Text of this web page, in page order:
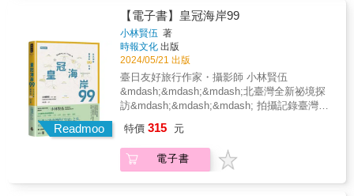
&rarr; 喜歡的店也許會客滿（抱歉了） 外國朋
友來，再也不用當地陪！ &rarr; 相當適合拿來
做國民外交 『 怎 麼 個 挑 剔 法 ？』 & 綜
合設計、選品、氛圍、服務、環境、口碑等面
向 有自信帶著友人去的地方 考慮店家間的多元
性與個別獨特性 & 『 使 用 說 明 』 & 全書架
構： 北台灣／中台灣／南台灣／東台灣與離島
遊方便攜帶 《GOOD EYE台灣挑剔指南》將原
本四小冊合而為一： 可以隨心所欲拿一本就出
發，一本通行全台灣 & 全台灣22個縣市皆分為
兩部分介紹，前半部分門別類挑出500家好店，
裡。 & 『 充 滿 趣 味 與 溫 度 的 台 灣 風 格
旅 遊 書 ！ 』 & 台北是個可愛、對旅人友善的
城市，是認識台灣的最佳起點。 不過台灣各地
也有著自己的個性與姿態，一個都不能被忽
略。 & 因此，暢銷書《GOOD EYE 台北挑剔
指南》作者郭佩怜和她在各領域的厲害朋友
們，將挑剔的眼光從台北擴大到台灣22個縣
市，懷著一顆愛台灣的心，挑戰製作世界第一
本中英雙語的台灣風格旅遊書《GOOD EYE 台
動、在地刊物與深度特輯等，成為探索台灣的
最佳起點。& && & 『 為 什 麼 需 要 這 本 書
？ 』 & 重新發現台灣的魅力 &rarr; 拿來練英文
在，成了比里民活動中心還要人氣的交流形式
&hellip;&hellip;▍鹿野鄉龍田村從卑南族人的獵
場、日據時代移民村，開發成如今的農田與茶
園風光，孕育出口感香甜的台東紅烏龍，騎著
腳踏車慢慢逛，剛剛好&hellip;&hellip;▍池上早
晨的豆皮香氣喚醒活力，稻浪從翠綠轉至金
黃，季節更替，在池上留下最迷人的專屬代表
色&hellip;&hellip;▍台東大武山南排灣族，利用
黃藤、竹編自製魚筌，順應水流放置、敲打魚
藤，用特殊魚鏡工具在透徹溪流裡捕魚，古老
傳統的漁獵卻有著滿滿的生活智慧
&hellip;&hellip;▍成功鎮的港口飲食文化自成一
玉里、瑞穗，台東、鹿野、池上、長濱、成功
等必訪城鎮景點，更踏上花東鮮為人知的部落
如萬榮、豐濱、延平、大武等，帶回許多部落
文化、人文故事和在地傳統活動，如太巴塱部
落的紅糯米、太魯閣族感恩祭與傳統美食，讓
旅人了解更多文化底蘊，以及充滿人情味的後
山美好。▍有最遙遠部落之稱、獲頒「全球百
大綠色旅遊地」殊榮的花蓮吉拉米代，吹著迷
人南風，翠綠稻田銜接湛藍天空，彷彿天空之
部落柑仔店牆面的符號和名字，衍生出一種在
地生存方式，販售的是親近土地與人的情感。
東西拿了就走，金額下個月再付，柑仔店的存
Readmoo
【電子書】皇冠海岸99
小林賢伍 著
時報文化 出版
2024/05/21 出版
臺日友好旅行作家・攝影師 小林賢伍
&mdash;&mdash;&mdash;北臺灣全新祕境探
訪&mdash;&mdash;&mdash; 拍攝記錄臺灣的
&mdash;&mdash;北海岸攝影旅遊書】 & 『祕
境&times;１０』 『住宿設施&times;２』 『美
食&times;２８』 『上山下海&times;３』 『北
特價 315 元
電子書